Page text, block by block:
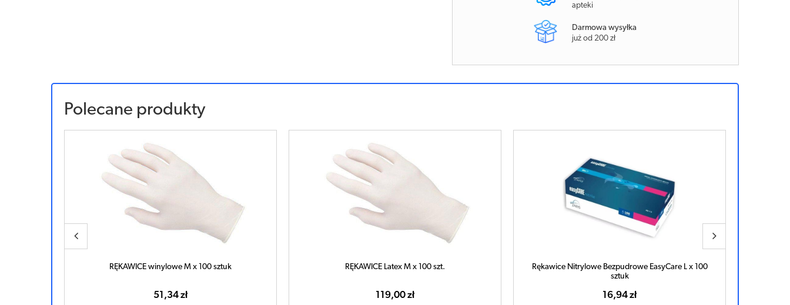
apteki
Darmowa wysyłka
już od 200 zł
Polecane produkty
RĘKAWICE winylowe M x 100 sztuk
51,34 zł
RĘKAWICE Latex M x 100 szt.
119,00 zł
Rękawice Nitrylowe Bezpudrowe EasyCare L x 100
sztuk
16,94 zł